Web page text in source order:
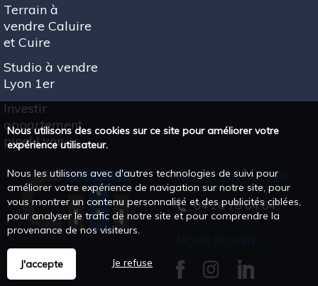
Terrain à
vendre Caluire
et Cuire
Studio à vendre
Lyon 1er
Investir
appartement
pinel Lyon
NOUS CONTACTER
04 26 78 64 64
Nous utilisons des cookies sur ce site pour améliorer votre
expérience utilisateur.
Nous les utilisons avec d'autres technologies de suivi pour
améliorer votre expérience de navigation sur notre site, pour
vous montrer un contenu personnalisé et des publicités ciblées,
pour analyser le trafic de notre site et pour comprendre la
provenance de nos visiteurs.
J'accepte Je refuse